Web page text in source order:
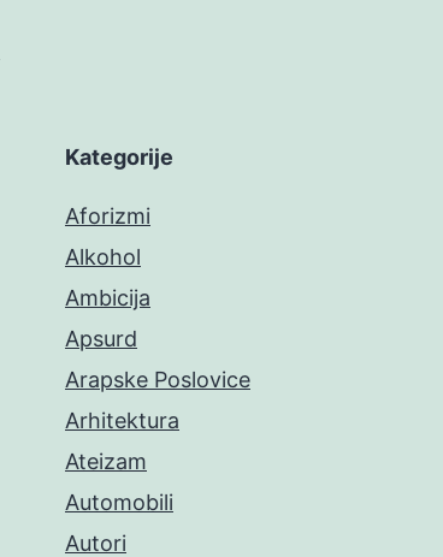
Kategorije
Aforizmi
Alkohol
Ambicija
Apsurd
Arapske Poslovice
Arhitektura
Ateizam
Automobili
Autori